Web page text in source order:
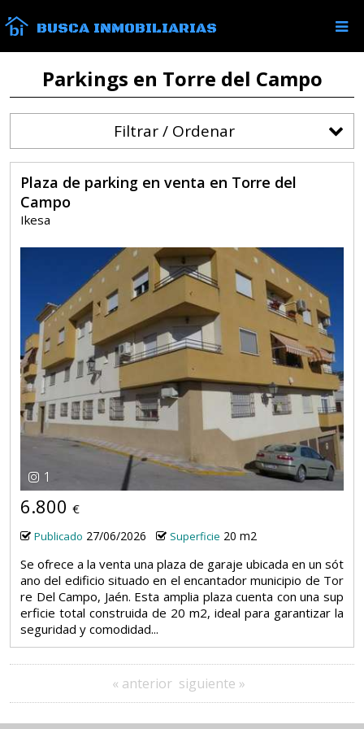
BUSCA INMOBILIARIAS
Parkings en Torre del Campo
Filtrar / Ordenar
Plaza de parking en venta en Torre del
Campo
Ikesa
1
6.800 €
Publicado 27/06/2026 Superficie 20 m2
Se ofrece a la venta una plaza de garaje ubicada en un sót
ano del edificio situado en el encantador municipio de Tor
re Del Campo, Jaén. Esta amplia plaza cuenta con una sup
erficie total construida de 20 m2, ideal para garantizar la
seguridad y comodidad...
« anterior siguiente »